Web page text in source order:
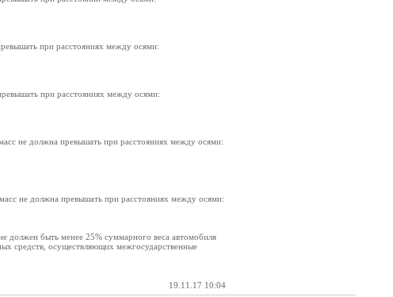
при расстояниях между осями:
при расстояниях между осями:
не должна превышать при расстояниях между осями:
не должна превышать при расстояниях между осями:
должен быть менее 25% суммарного веса автомобиля
средств, осуществляющих межгосударственные
19.11.17 10:04